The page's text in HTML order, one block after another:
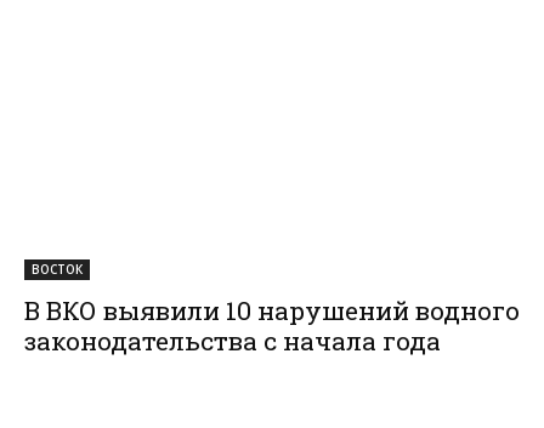
ВОСТОК
В ВКО выявили 10 нарушений водного
законодательства с начала года